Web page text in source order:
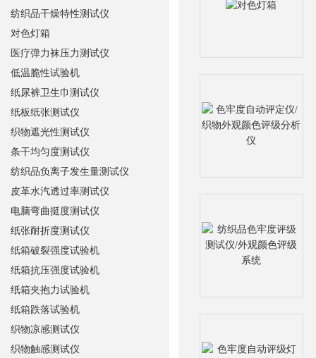
纺织品干燥特性测试仪
对色灯箱
医疗弹力袜压力测试仪
低温脆性试验机
纸尿裤卫生巾测试仪
纸板纸张测试仪
织物遮光性测试仪
条干均匀度测试仪
纺织品负离子发生量测试仪
皮革水汽透过率测试仪
电脑弯曲挺度测试仪
纸张耐折度测试仪
纸箱破裂强度试验机
纸箱抗压强度试验机
纸箱夹抱力试验机
纸箱跌落试验机
织物凉感测试仪
织物触感测试仪